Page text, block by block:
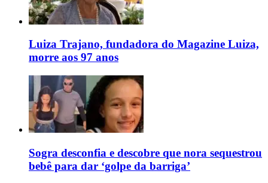
Luiza Trajano, fundadora do Magazine Luiza,
morre aos 97 anos
Sogra desconfia e descobre que nora sequestrou
bebê para dar ‘golpe da barriga’